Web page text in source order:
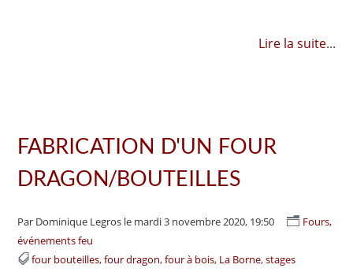
Lire la suite...
FABRICATION D'UN FOUR
DRAGON/BOUTEILLES
Par Dominique Legros le mardi 3 novembre 2020, 19:50
Fours,
événements feu
four bouteilles four dragon four à bois La Borne stages